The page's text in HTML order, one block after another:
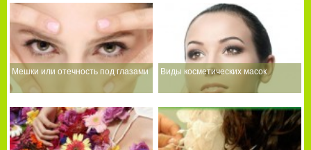
Мешки или отечность под глазами Виды косметических масок